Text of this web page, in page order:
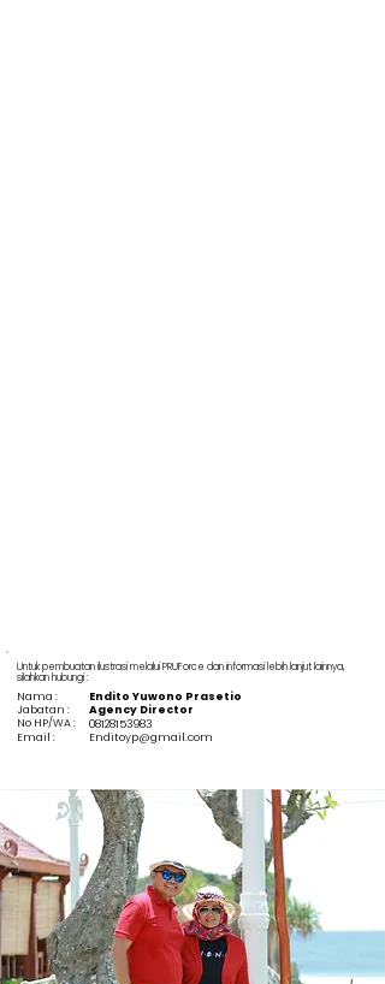
Untuk pembuatan ilustrasi melalui PRUForce dan informasi lebih lanjut lainnya,
silahkan hubungi :
Nama :
Endito Yuwono Prasetio
Jabatan :
Agency Director
No HP/WA :
08128153983
Email :
Enditoyp@gmail.com